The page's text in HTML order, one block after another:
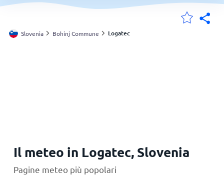
Svizzera
Slovenia Bohinj Commune Logatec
Il meteo in Logatec, Slovenia
Pagine meteo più popolari